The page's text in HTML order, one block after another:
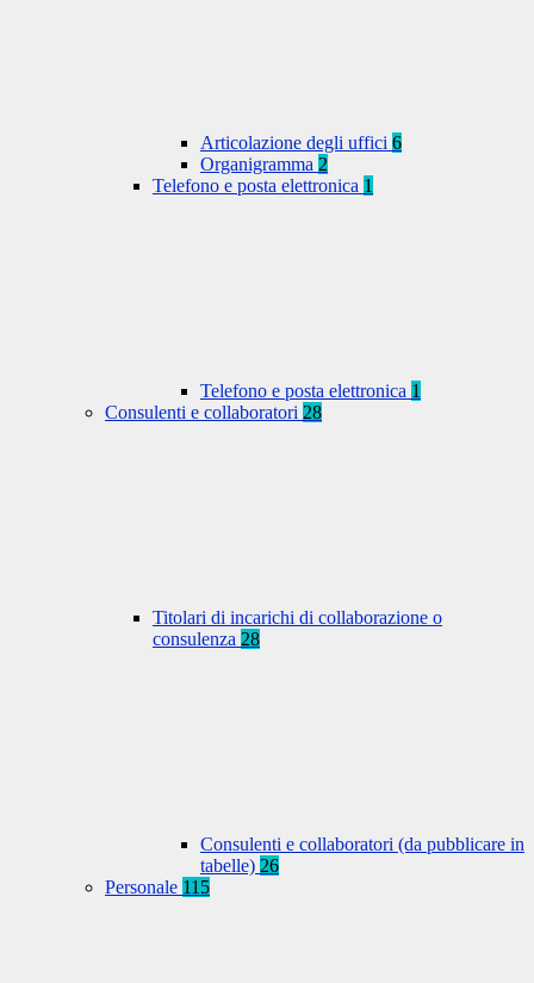
Articolazione degli uffici 6
Organigramma 2
Telefono e posta elettronica 1
Telefono e posta elettronica 1
Consulenti e collaboratori 28
Titolari di incarichi di collaborazione o
consulenza 28
Consulenti e collaboratori (da pubblicare in
tabelle) 26
Personale 115